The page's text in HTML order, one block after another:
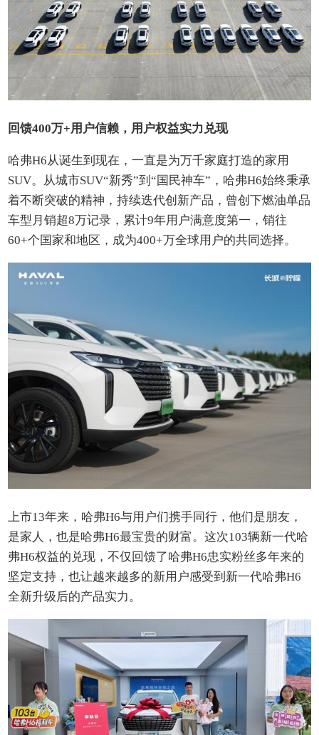
回馈400万+用户信赖，用户权益实力兑现
哈弗H6从诞生到现在，一直是为万千家庭打造的家用
SUV。从城市SUV“新秀”到“国民神车”，哈弗H6始终秉承
着不断突破的精神，持续迭代创新产品，曾创下燃油单品
车型月销超8万记录，累计9年用户满意度第一，销往
60+个国家和地区，成为400+万全球用户的共同选择。
上市13年来，哈弗H6与用户们携手同行，他们是朋友，
是家人，也是哈弗H6最宝贵的财富。这次103辆新一代哈
弗H6权益的兑现，不仅回馈了哈弗H6忠实粉丝多年来的
坚定支持，也让越来越多的新用户感受到新一代哈弗H6
全新升级后的产品实力。